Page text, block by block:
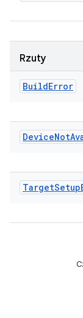
Rzuty
BuildError
DeviceNot
TargetSetup